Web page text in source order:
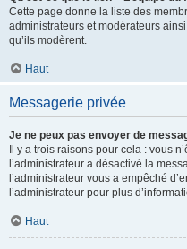
Cette page donne la liste des
administrateurs et modérateurs
qu’ils modèrent.
Haut
Messagerie privée
Je ne peux pas envoyer de
Il y a trois raisons pour cela : vous
l’administrateur a désactivé la
l’administrateur vous a empêché
l’administrateur pour plus
Haut